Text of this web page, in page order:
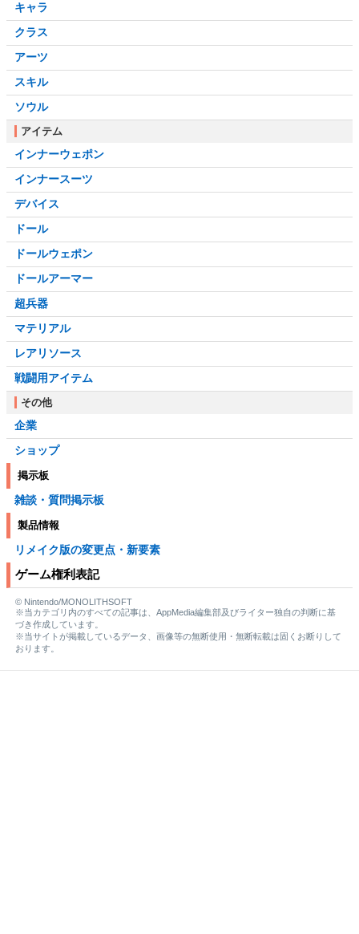
キャラ
クラス
アーツ
スキル
ソウル
アイテム
インナーウェポン
インナースーツ
デバイス
ドール
ドールウェポン
ドールアーマー
超兵器
マテリアル
レアリソース
戦闘用アイテム
その他
企業
ショップ
掲示板
雑談・質問掲示板
製品情報
リメイク版の変更点・新要素
ゲーム権利表記
© Nintendo/MONOLITHSOFT
※当カテゴリ内のすべての記事は、AppMedia編集部及びライター独自の判断に基
づき作成しています。
※当サイトが掲載しているデータ、画像等の無断使用・無断転載は固くお断りして
おります。